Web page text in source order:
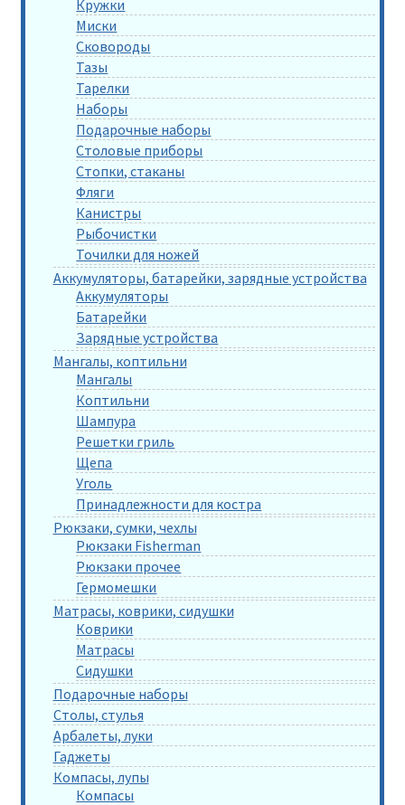
Кружки
Миски
Сковороды
Тазы
Тарелки
Наборы
Подарочные наборы
Столовые приборы
Стопки, стаканы
Фляги
Канистры
Рыбочистки
Точилки для ножей
Аккумуляторы, батарейки, зарядные устройства
Аккумуляторы
Батарейки
Зарядные устройства
Мангалы, коптильни
Мангалы
Коптильни
Шампура
Решетки гриль
Щепа
Уголь
Принадлежности для костра
Рюкзаки, сумки, чехлы
Рюкзаки Fisherman
Рюкзаки прочее
Гермомешки
Матрасы, коврики, сидушки
Коврики
Матрасы
Сидушки
Подарочные наборы
Столы, стулья
Арбалеты, луки
Гаджеты
Компасы, лупы
Компасы